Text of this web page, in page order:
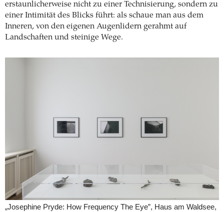
erstaunlicherweise nicht zu einer Technisierung, sondern zu
einer Intimität des Blicks führt: als schaue man aus dem
Inneren, von den eigenen Augenlidern gerahmt auf
Landschaften und steinige Wege.
„Josephine Pryde: How Frequency The Eye”, Haus am Waldsee,